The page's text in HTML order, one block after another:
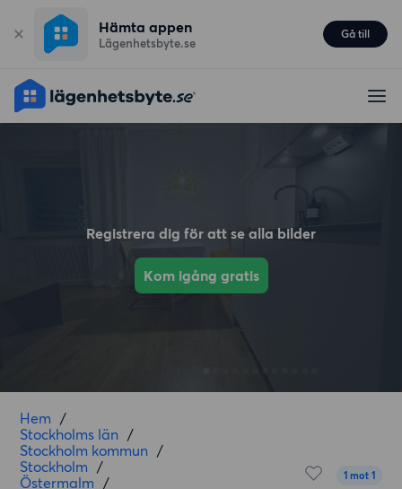
Hämta appen
Lägenhetsbyte.se
Gå till
Registrera dig för att se alla bilder
Kom igång gratis
Hem /
Stockholms län /
Stockholm kommun /
Stockholm /
Östermalm /
1 mot 1